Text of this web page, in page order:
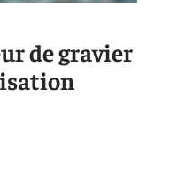
de gravier